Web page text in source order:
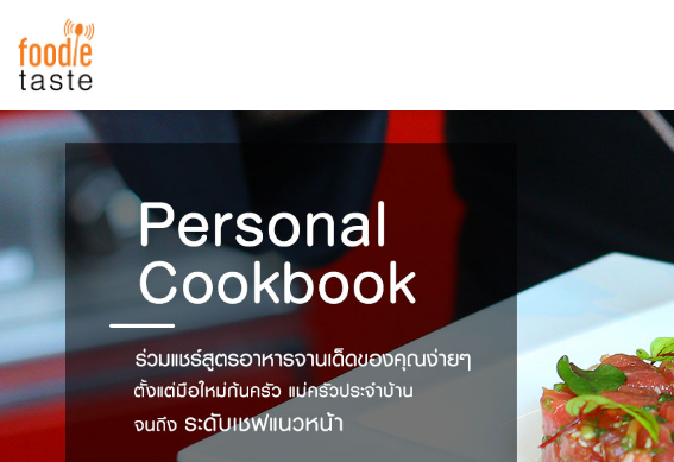
สูตรอาหาร
สูตรอาหารล่าสุด
Top Foodie
พาไปชิม
สารพันก้นครัว
เคล็ดลับน่ารู้
เปรียบเทียบหน่วยการตวง
เปรียบเทียบอุณหภูมิ
FoodPedia
สร้าง Cookbook